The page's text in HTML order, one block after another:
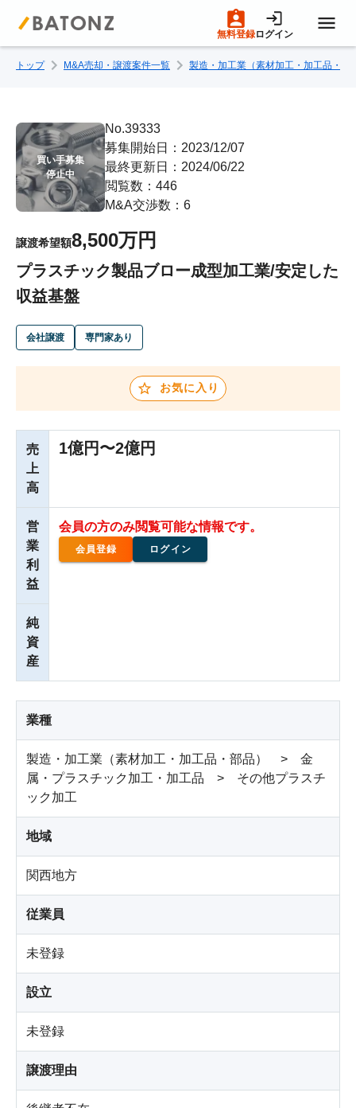
無料登録ログイン
トップページ
M&A案件一覧
売りたい方へ
成約事例
M&A専門家の方へ
トップ M&A売却・譲渡案件一覧 製造・加工業（素材加工・加工品・部
買い手募集
停止中
No.39333
募集開始日：2023/12/07
最終更新日：2024/06/22
閲覧数：446
M&A交渉数：6
譲渡希望額8,500万円
プラスチック製品ブロー成型加工業/安定した
収益基盤
会社譲渡 専門家あり
お気に入り
売
上
高
1億円〜2億円
営
業
利
益
会員の方のみ閲覧可能な情報です。
会員登録 ログイン
純
資
産
業種
製造・加工業（素材加工・加工品・部品） > 金
属・プラスチック加工・加工品 > その他プラスチ
ック加工
地域
関西地方
従業員
未登録
設立
未登録
譲渡理由